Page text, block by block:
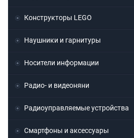
Конструкторы LEGO
Наушники и гарнитуры
Носители информации
Радио- и видеоняни
Радиоуправляемые устройства
Смартфоны и аксессуары